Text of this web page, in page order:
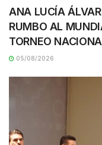
ANA LUCÍA
RUMBO AL
TORNEO
05/08/2026